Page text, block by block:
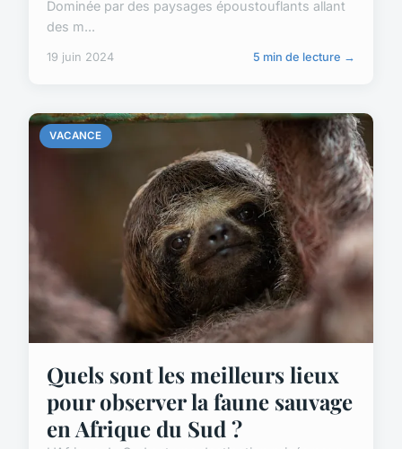
Dominée par des paysages époustouflants allant
des m...
19 juin 2024 5 min de lecture →
VACANCE
Quels sont les meilleurs lieux
pour observer la faune sauvage
en Afrique du Sud ?